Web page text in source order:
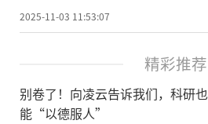
2025-11-03 11:53:07
精彩推荐
别卷了！向凌云告诉我们，科研也
能“以德服人”